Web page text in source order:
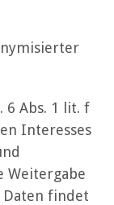
6 Abs. 1 lit. f
Interesses
Weitergabe
Daten findet